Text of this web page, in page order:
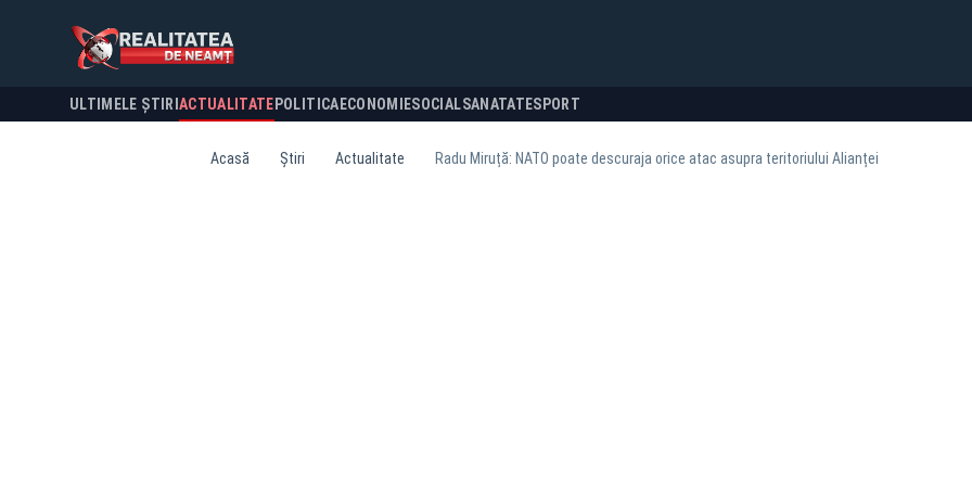
ULTIMELE ȘTIRI ACTUALITATE POLITICA ECONOMIESOCIALSANATATESPORT
Acasă Știri Actualitate Radu Miruță: NATO poate descuraja orice atac asupra teritoriului Alianței